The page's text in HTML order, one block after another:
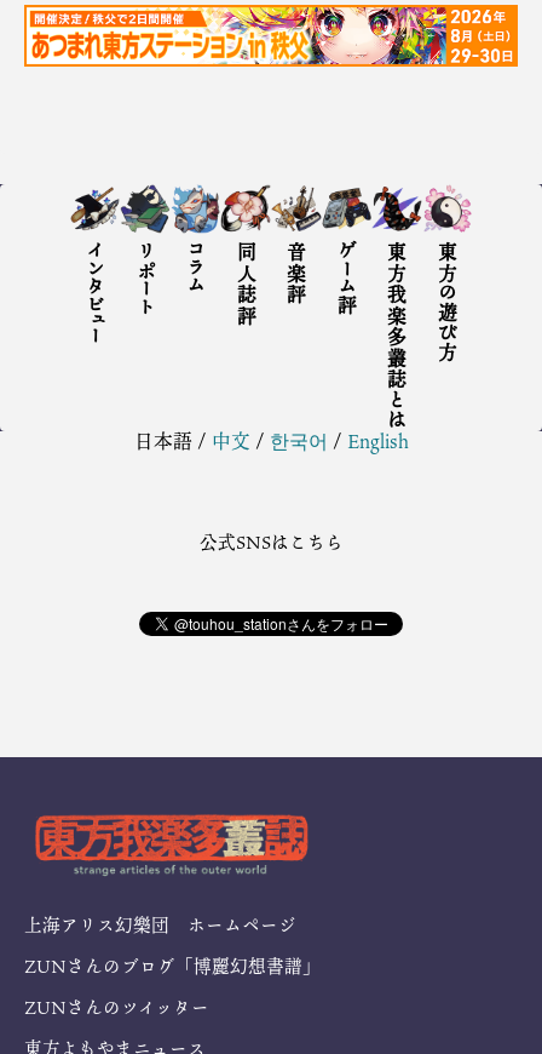
インタビュー リポート コラム 同人誌評 音楽評 ゲーム評 東方我楽多叢誌とは 東方の遊び方
日本語/ 中文 / 한국어 / English
公式SNSはこちら
上海アリス幻樂団 ホームページ
ZUNさんのブログ「博麗幻想書譜」
ZUNさんのツイッター
東方よもやまニュース